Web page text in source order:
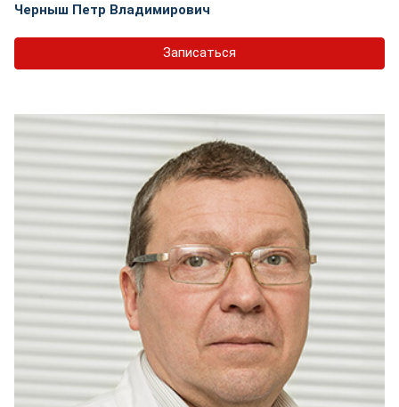
Черныш Петр Владимирович
Записаться